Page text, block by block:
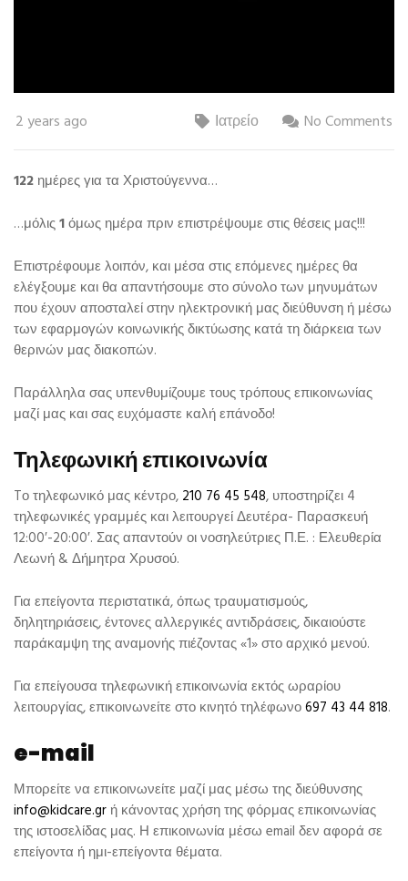
2 years ago Ιατρείο No Comments
122 ημέρες για τα Χριστούγεννα…
…μόλις1όμως ημέρα πριν επιστρέψουμε στις θέσεις μας!!!
Επιστρέφουμε λοιπόν, και μέσα στις επόμενες ημέρες θα
ελέγξουμε και θα απαντήσουμε στο σύνολο των μηνυμάτων
που έχουν αποσταλεί στην ηλεκτρονική μας διεύθυνση ή μέσω
των εφαρμογών κοινωνικής δικτύωσης κατά τη διάρκεια των
θερινών μας διακοπών.
Παράλληλα σας υπενθυμίζουμε τους τρόπους επικοινωνίας
μαζί μας και σας ευχόμαστε καλή επάνοδο!
Τηλεφωνική επικοινωνία
Tο τηλεφωνικό μας κέντρο, 210 76 45 548, υποστηρίζει 4
τηλεφωνικές γραμμές και λειτουργεί Δευτέρα- Παρασκευή
12:00′-20:00′. Σας απαντούν οι νοσηλεύτριες Π.Ε. : Ελευθερία
Λεωνή & Δήμητρα Χρυσού.
Για επείγοντα περιστατικά, όπως τραυματισμούς,
δηλητηριάσεις, έντονες αλλεργικές αντιδράσεις, δικαιούστε
παράκαμψη της αναμονής πιέζοντας «1» στο αρχικό μενού.
Για επείγουσα τηλεφωνική επικοινωνία εκτός ωραρίου
λειτουργίας, επικοινωνείτε στο κινητό τηλέφωνο697 43 44 818.
e-mail
Μπορείτε να επικοινωνείτε μαζί μας μέσω της διεύθυνσης
info@kidcare.gr ή κάνοντας χρήση της φόρμας επικοινωνίας
της ιστοσελίδας μας. Η επικοινωνία μέσω email δεν αφορά σε
επείγοντα ή ημι-επείγοντα θέματα.